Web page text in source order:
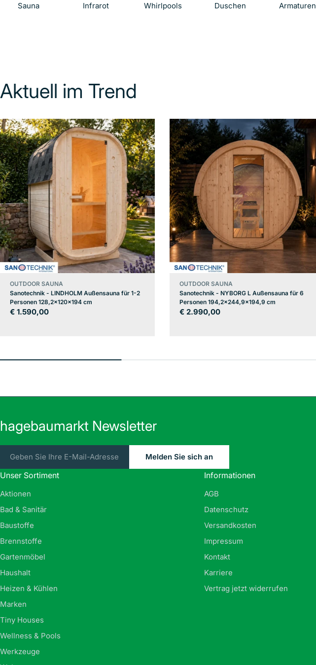
Sauna Infrarot Whirlpools Duschen Armaturen
Aktuell im Trend
OUTDOOR SAUNA
Sanotechnik - LINDHOLM Außensauna für 1-2
Personen 128,2x120x194 cm
Regulärer
€ 1.590,00
OUTDOOR SAUNA
Sanotechnik - NYBORG L Außensauna für 6
Personen 194,2x244,9x194,9 cm
Regulärer
€ 2.990,00
hagebaumarkt Newsletter
Mail
Melden Sie sich an
Unser Sortiment
Aktionen
Bad & Sanitär
Baustoffe
Brennstoffe
Gartenmöbel
Haushalt
Heizen & Kühlen
Marken
Tiny Houses
Wellness & Pools
Werkzeuge
Informationen
AGB
Datenschutz
Versandkosten
Impressum
Kontakt
Karriere
Vertrag jetzt widerrufen